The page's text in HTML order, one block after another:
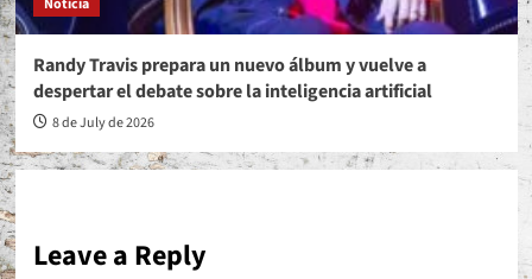
Noticia
Randy Travis prepara un nuevo álbum y vuelve a
despertar el debate sobre la inteligencia artificial
8 de July de 2026
Leave a Reply